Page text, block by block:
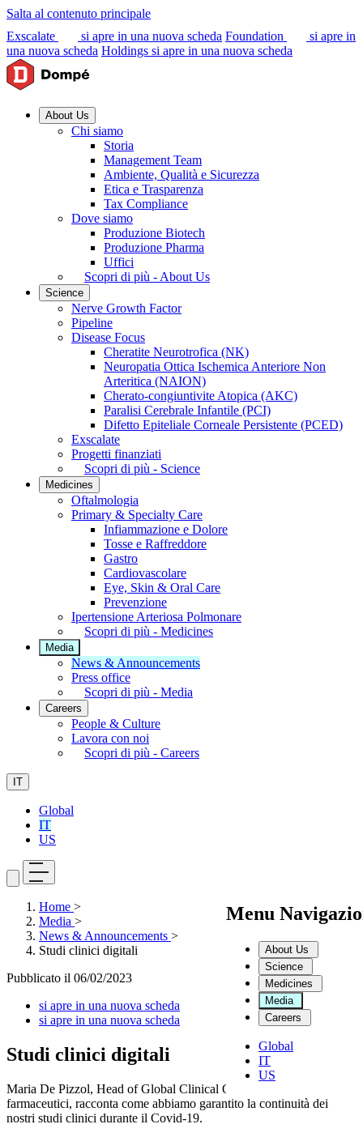
Salta al contenuto principale
Exscalate
si apre in una nuova scheda Foundation
si apre in
una nuova scheda Holdings si apre in una nuova scheda
About Us
Chi siamo
Storia
Management Team
Ambiente, Qualità e Sicurezza
Etica e Trasparenza
Tax Compliance
Dove siamo
Produzione Biotech
Produzione Pharma
Uffici
Scopri di più - About Us
Science
Nerve Growth Factor
Pipeline
Disease Focus
Cheratite Neurotrofica (NK)
Neuropatia Ottica Ischemica Anteriore Non
Arteritica (NAION)
Cherato-congiuntivite Atopica (AKC)
Paralisi Cerebrale Infantile (PCI)
Difetto Epiteliale Corneale Persistente (PCED)
Exscalate
Progetti finanziati
Scopri di più - Science
Medicines
Oftalmologia
Primary & Specialty Care
Infiammazione e Dolore
Tosse e Raffreddore
Gastro
Cardiovascolare
Eye, Skin & Oral Care
Prevenzione
Ipertensione Arteriosa Polmonare
Scopri di più - Medicines
Media
News & Announcements
Press office
Scopri di più - Media
Careers
People & Culture
Lavora con noi
Scopri di più - Careers
IT
Global
IT
US
Menu
About Us
Science
Medicines
Media
Careers
Global
IT
US
Home >
Media >
News & Announcements >
Studi clinici digitali
Pubblicato il 06/02/2023
si apre in una nuova scheda
si apre in una nuova scheda
Studi clinici digitali
Maria De Pizzol, Head of Global Clinical Operations Dompé
farmaceutici, racconta come abbiamo garantito la continuità dei
nostri studi clinici durante il Covid-19.